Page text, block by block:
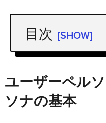
目次 [SHOW]
ユーザーペルソ
の基本
ユーザーペルソ
ユーザーペル
ソナの基本